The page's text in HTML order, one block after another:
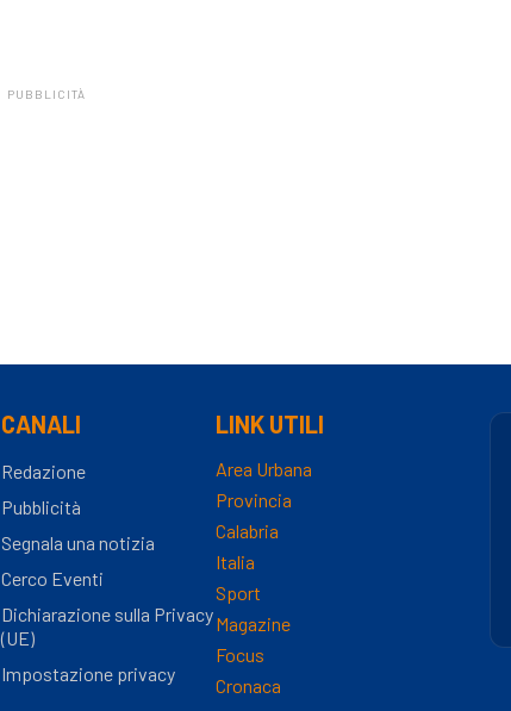
PUBBLICITÀ
CANALI
Redazione
Pubblicità
Segnala una notizia
Cerco Eventi
Dichiarazione sulla Privacy
(UE)
Impostazione privacy
LINK UTILI
Area Urbana
Provincia
Calabria
Italia
Sport
Magazine
Focus
Cronaca